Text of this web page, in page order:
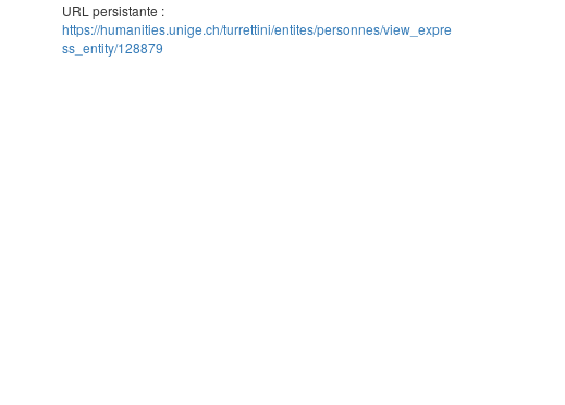
URL persistante :
https://humanities.unige.ch/turrettini/entites/personnes/view_expre
ss_entity/128879